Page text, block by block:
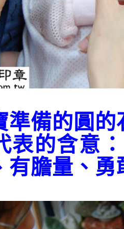
準備的圓的
表的含意
有膽量、勇